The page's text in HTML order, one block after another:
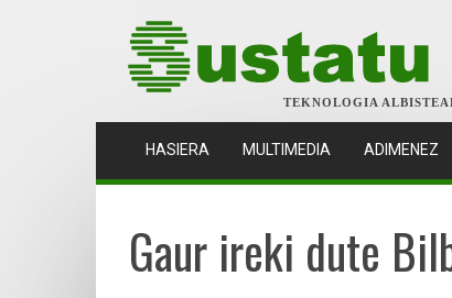
TEKNOLOGIA
HASIERA (CURRENT)
MULTIMEDIA ADIMENEZ
Gaur ireki dute